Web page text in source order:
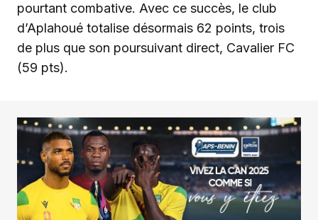
pourtant combative. Avec ce succès, le club
d’Aplahoué totalise désormais 62 points, trois
de plus que son poursuivant direct, Cavalier FC
(59 pts).